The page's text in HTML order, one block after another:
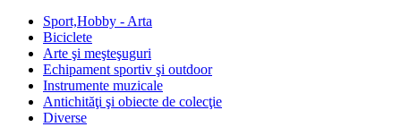
Sport,Hobby - Arta
Biciclete
Arte şi meşteşuguri
Echipament sportiv şi outdoor
Instrumente muzicale
Antichităţi şi obiecte de colecţie
Diverse